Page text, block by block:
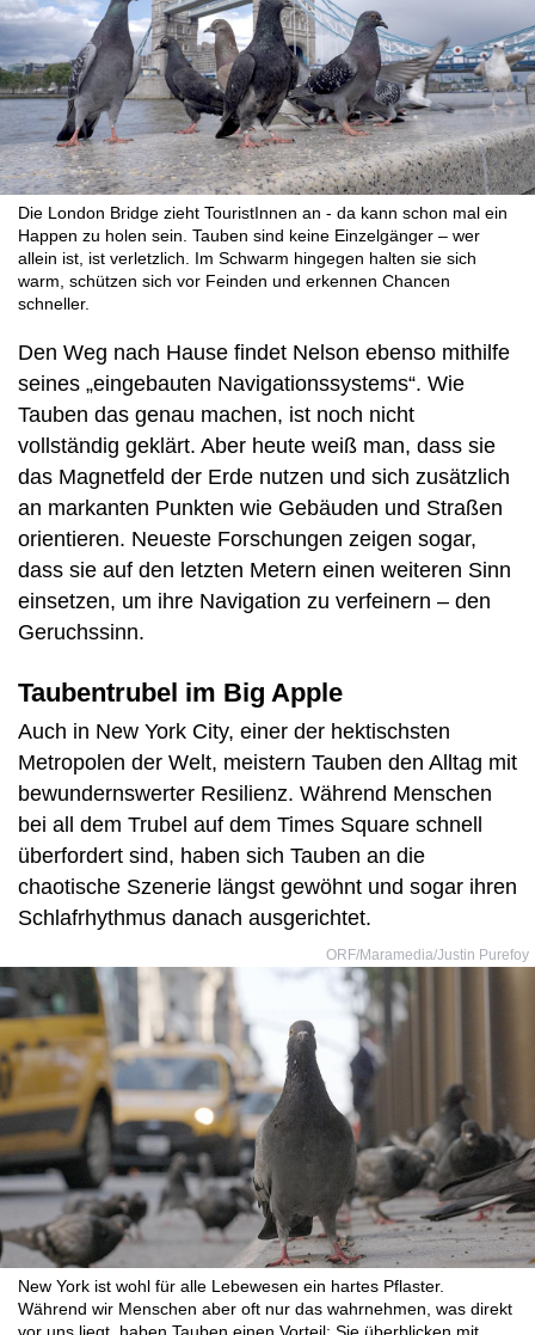
Die London Bridge zieht TouristInnen an - da kann schon mal ein
Happen zu holen sein. Tauben sind keine Einzelgänger – wer
allein ist, ist verletzlich. Im Schwarm hingegen halten sie sich
warm, schützen sich vor Feinden und erkennen Chancen
schneller.
Den Weg nach Hause findet Nelson ebenso mithilfe
seines „eingebauten Navigationssystems“. Wie
Tauben das genau machen, ist noch nicht
vollständig geklärt. Aber heute weiß man, dass sie
das Magnetfeld der Erde nutzen und sich zusätzlich
an markanten Punkten wie Gebäuden und Straßen
orientieren. Neueste Forschungen zeigen sogar,
dass sie auf den letzten Metern einen weiteren Sinn
einsetzen, um ihre Navigation zu verfeinern – den
Geruchssinn.
Taubentrubel im Big Apple
Auch in New York City, einer der hektischsten
Metropolen der Welt, meistern Tauben den Alltag mit
bewundernswerter Resilienz. Während Menschen
bei all dem Trubel auf dem Times Square schnell
überfordert sind, haben sich Tauben an die
chaotische Szenerie längst gewöhnt und sogar ihren
Schlafrhythmus danach ausgerichtet.
ORF/Maramedia/Justin Purefoy
New York ist wohl für alle Lebewesen ein hartes Pflaster.
Während wir Menschen aber oft nur das wahrnehmen, was direkt